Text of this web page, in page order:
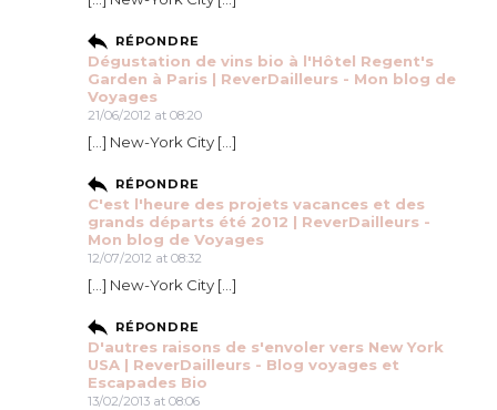
RÉPONDRE
Dégustation de vins bio à l'Hôtel Regent's
Garden à Paris | ReverDailleurs - Mon blog de
Voyages
21/06/2012 at 08:20
[…] New-York City […]
RÉPONDRE
C'est l'heure des projets vacances et des
grands départs été 2012 | ReverDailleurs -
Mon blog de Voyages
12/07/2012 at 08:32
[…] New-York City […]
RÉPONDRE
D'autres raisons de s'envoler vers New York
USA | ReverDailleurs - Blog voyages et
Escapades Bio
13/02/2013 at 08:06